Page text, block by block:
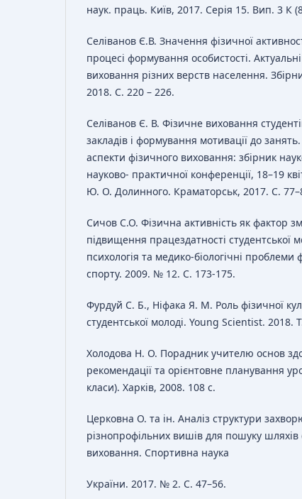
наук. праць. Київ, 2017. Серія 15. Вип. 3 К
Селіванов Є.В. Значення фізичної
процесі формування особистості.
виховання різних верств населення.
2018. С. 220 – 226.
Селіванов Є. В. Фізичне виховання
закладів і формування мотивації до занять.
аспекти фізичного виховання: збірник
науково- практичної конференції, 18–19
Ю. О. Долинного. Краматорськ, 2017. C.
Сичов С.О. Фізична активність як фактор
підвищення працездатності студентської
психологія та медико-біологічні проблеми
спорту. 2009. № 12. С. 173-175.
Фурдуй С. Б., Ніфака Я. М. Роль фізичної
студентської молоді. Young Scientist. 2018.
Холодова Н. О. Порадник учителю основ
рекомендації та орієнтовне планування
класи). Харків, 2008. 108 с.
Церковна О. та ін. Аналіз структури
різнопрофільних вишів для пошуку шляхів
виховання. Спортивна наука
України. 2017. № 2. С. 47–56.